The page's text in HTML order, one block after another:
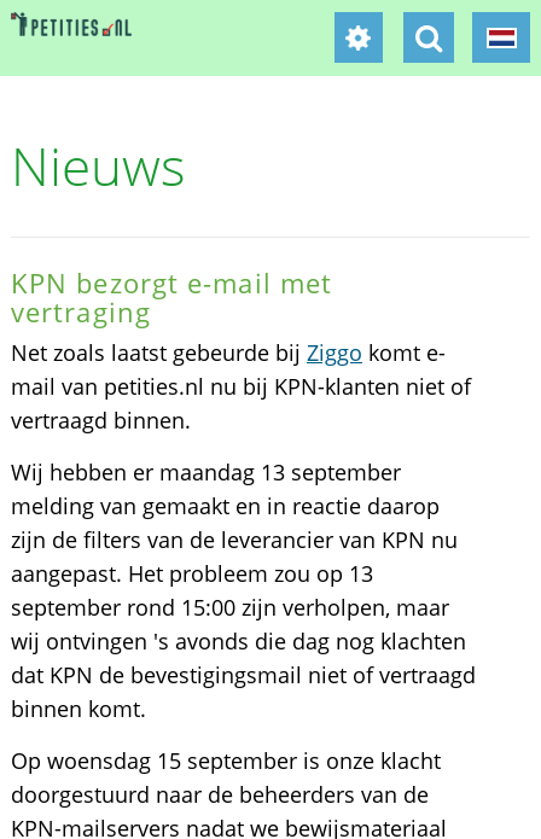
Nieuws
KPN bezorgt e-mail met
vertraging
Net zoals laatst gebeurde bij Ziggo komt e-
mail van petities.nl nu bij KPN-klanten niet of
vertraagd binnen.
Wij hebben er maandag 13 september
melding van gemaakt en in reactie daarop
zijn de filters van de leverancier van KPN nu
aangepast. Het probleem zou op 13
september rond 15:00 zijn verholpen, maar
wij ontvingen 's avonds die dag nog klachten
dat KPN de bevestigingsmail niet of vertraagd
binnen komt.
Op woensdag 15 september is onze klacht
doorgestuurd naar de beheerders van de
KPN-mailservers nadat we bewijsmateriaal